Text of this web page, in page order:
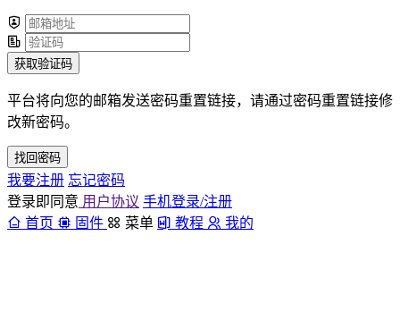
获取验证码
平台将向您的邮箱发送密码重置链接，请通过密码重置链接修
改新密码。
找回密码
我要注册 忘记密码
登录即同意 用户协议 手机登录/注册
首页
固件 菜单 教程 我的